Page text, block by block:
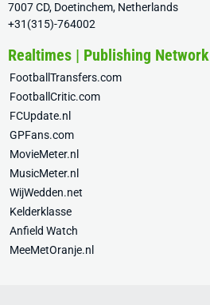
7007 CD, Doetinchem, Netherlands
+31(315)-764002
Realtimes | Publishing Network
FootballTransfers.com
FootballCritic.com
FCUpdate.nl
GPFans.com
MovieMeter.nl
MusicMeter.nl
WijWedden.net
Kelderklasse
Anfield Watch
MeeMetOranje.nl